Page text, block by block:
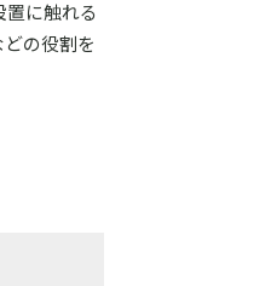
に触れる
の役割を